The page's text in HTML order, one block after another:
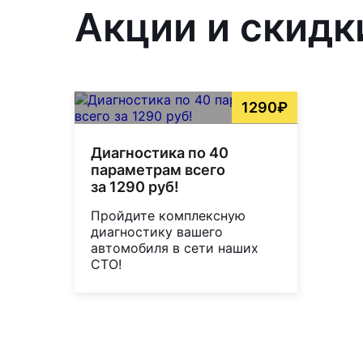
Акции и
1290₽
Диагностика по 40
параметрам всего
за 1290 руб!
Пройдите комплексную
диагностику вашего
автомобиля в сети наших
СТО!